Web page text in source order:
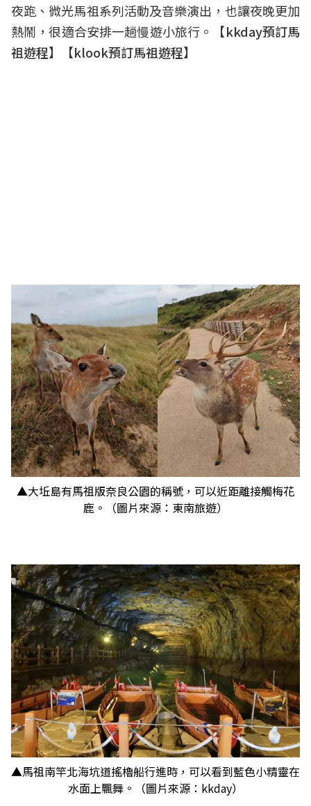
夜跑、微光馬祖系列活動及音樂演出，也讓夜晚更加
熱鬧，很適合安排一趟慢遊小旅行。【kkday預訂馬
祖遊程】【klook預訂馬祖遊程】
▲大坵島有馬祖版奈良公園的稱號，可以近距離接觸梅花
鹿。（圖片來源：東南旅遊）
▲馬祖南竿北海坑道搖櫓船行進時，可以看到藍色小精靈在
水面上飄舞。（圖片來源：kkday）